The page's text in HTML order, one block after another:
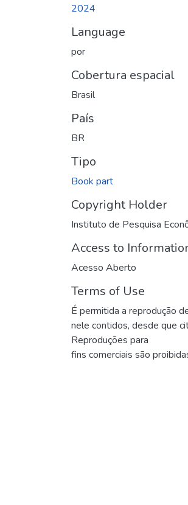
2024
Language
por
Cobertura espacial
Brasil
País
BR
Tipo
Book part
Copyright Holder
Instituto de Pesquisa
Access to
Acesso Aberto
Terms of Use
É permitida a reprodução
nele contidos, desde que
Reproduções para
fins comerciais são